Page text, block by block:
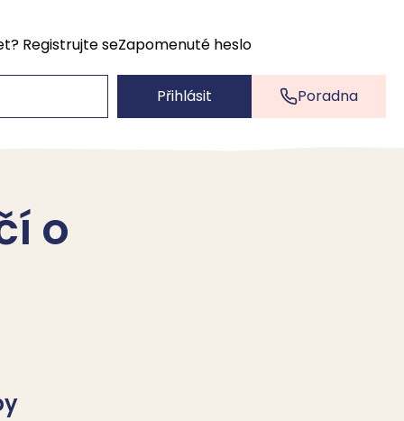
Poradna
Registrujte seZapomenuté heslo
Přihlásit
o